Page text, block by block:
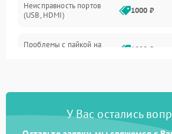
Неисправность портов
(USB, HDMI)
1000 ₽
Проблемы с пайкой на
1000 ₽
процессора
Повреждение внутренних
проводов
500 ₽
У Вас остались